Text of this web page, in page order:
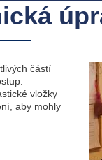
částí
vložky
aby mohly